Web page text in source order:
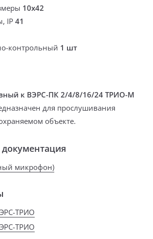
10x42
IP 41
контрольный 1 шт
к ВЭРС-ПК 2/4/8/16/24 ТРИО-М
для прослушивания
объекте.
документация
микрофон)
ТРИО
ТРИО